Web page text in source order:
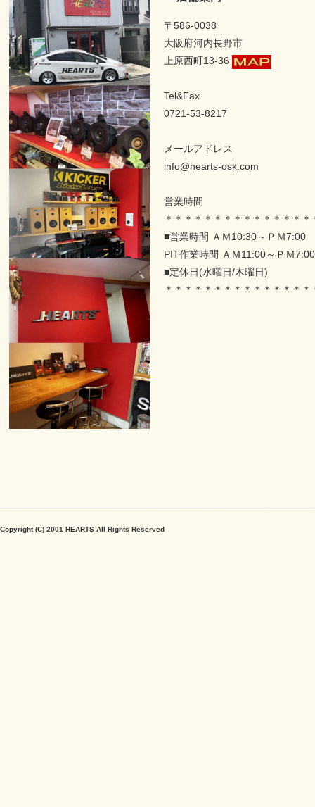
〒586-0038
大阪府河内長野市
上原西町13-36
Tel&Fax
0721-53-8217
メールアドレス
info@hearts-osk.com
営業時間
＊＊＊＊＊＊＊＊＊＊＊＊＊＊＊
■営業時間 ＡＭ10:30～ＰＭ7:00
PIT作業時間 ＡＭ11:00～ＰＭ7:00
■定休日(水曜日/木曜日)
＊＊＊＊＊＊＊＊＊＊＊＊＊＊＊
Copyright (C) 2001 HEARTS All Rights Reserved